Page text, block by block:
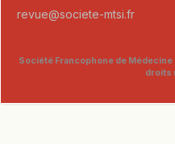
revue@societe-mtsi.fr
Société Francophone de
droits